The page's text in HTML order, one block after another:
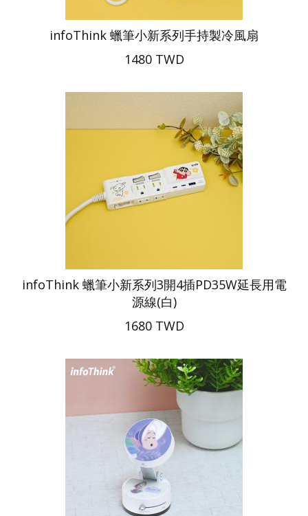
infoThink 蠟筆小新系列手持製冷風扇
1480 TWD
infoThink 蠟筆小新系列3開4插PD35W延長用電
源線(白)
1680 TWD